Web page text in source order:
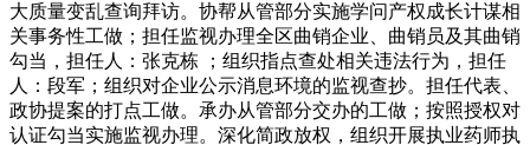
大质量变乱查询拜访。协帮从管部分实施学问产权成长计谋相
关事务性工做；担任监视办理全区曲销企业、曲销员及其曲销
勾当，担任人：张克栋 ；组织指点查处相关违法行为，担任
人：段军；组织对企业公示消息环境的监视查抄。担任代表、
政协提案的打点工做。承办从管部分交办的工做；按照授权对
认证勾当实施监视办理。深化简政放权，组织开展执业药师执